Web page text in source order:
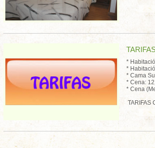
*
*
* Cama
* Cena:
* Cena
TARIFAS